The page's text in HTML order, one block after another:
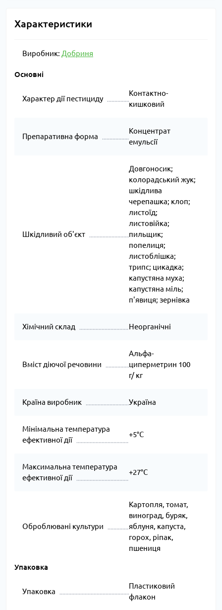
Характеристики
Виробник: Добриня
Основні
Характер дії пестициду
Контактно-
кишковий
Препаративна форма
Концентрат
емульсії
Шкідливий об'єкт
Довгоносик;
колорадський жук;
шкідлива
черепашка; клоп;
листоїд;
листовійка;
пильщик;
попелиця;
листоблішка;
трипс; цикадка;
капустяна муха;
капустяна міль;
п'явиця; зернівка
Хімічний склад Неорганічні
Вміст діючої речовини
Альфа-
циперметрин 100
г/ кг
Країна виробник Україна
Мінімальна температура
ефективної дії
+5°C
Максимальна температура
ефективної дії
+27°C
Оброблювані культури
Картопля, томат,
виноград, буряк,
яблуня, капуста,
горох, ріпак,
пшениця
Упаковка
Упаковка
Пластиковий
флакон